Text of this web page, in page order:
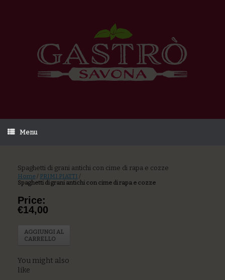
Menu
Spaghetti di grani antichi con cime di rapa e cozze
Home / PRIMI PIATTI /
Spaghetti di grani antichi con cime di rapa e cozze
Price:
€14,00
AGGIUNGI AL
CARRELLO
You might also
like